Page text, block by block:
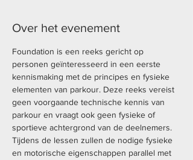
Over het evenement
Foundation is een reeks gericht op
personen geïnteresseerd in een eerste
kennismaking met de principes en fysieke
elementen van parkour. Deze reeks vereist
geen voorgaande technische kennis van
parkour en vraagt ook geen fysieke of
sportieve achtergrond van de deelnemers.
Tijdens de lessen zullen de nodige fysieke
en motorische eigenschappen parallel met